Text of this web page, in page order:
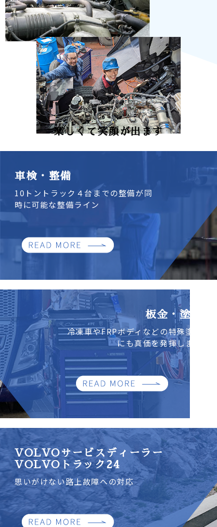
楽しくて笑顔が出ます
車検・整備
10トントラック４台までの整備が同
時に可能な整備ライン
板金・塗装
冷凍車やFRPボディなどの特殊塗装
にも真価を発揮します
VOLVOサービスディーラー
VOLVOトラック24
思いがけない路上故障への対応